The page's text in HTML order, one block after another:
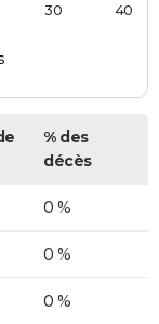
30 40
% des
décès
0 %
0 %
0 %